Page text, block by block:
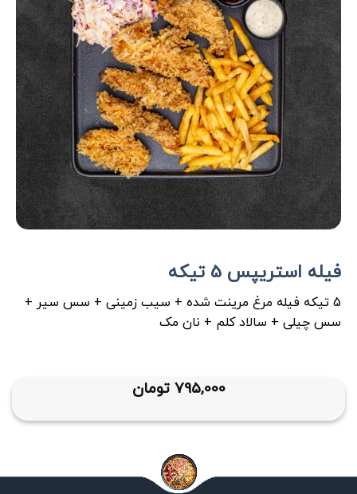
فیله استریپس 5 تیکه
5 تیکه فیله مرغ مرینت شده + سیب زمینی + سس سیر +
سس چیلی + سالاد کلم + نان مک
795,000 تومان